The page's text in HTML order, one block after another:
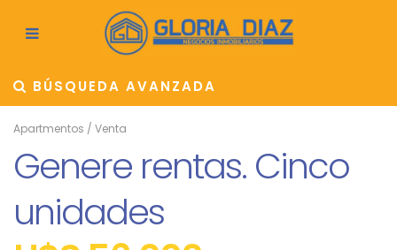
BÚSQUEDA AVANZADA
Apartmentos / Venta
Genere rentas. Cinco
unidades